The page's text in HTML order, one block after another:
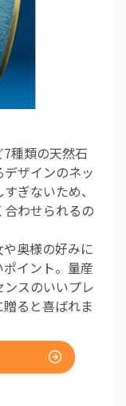
種類の天然石
ザインのネッ
ぎないため、
わせられるの
奥様の好みに
イント。量産
スのいいプレ
ると喜ばれま